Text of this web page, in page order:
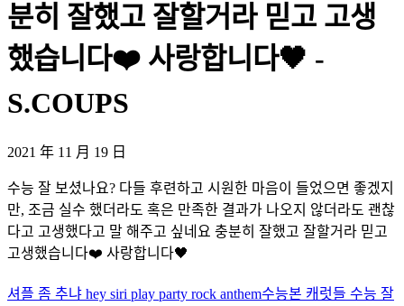
분히 잘했고 잘할거라 믿고 고생
했습니다❤️ 사랑합니다🖤 -
S.COUPS
2021 年 11 月 19 日
수능 잘 보셨나요? 다들 후련하고 시원한 마음이 들었으면 좋겠지
만, 조금 실수 했더라도 혹은 만족한 결과가 나오지 않더라도 괜찮
다고 고생했다고 말 해주고 싶네요 충분히 잘했고 잘할거라 믿고
고생했습니다❤️ 사랑합니다🖤
셔플 좀 추냐 hey siri play party rock anthem수능본 캐럿들 수능 잘